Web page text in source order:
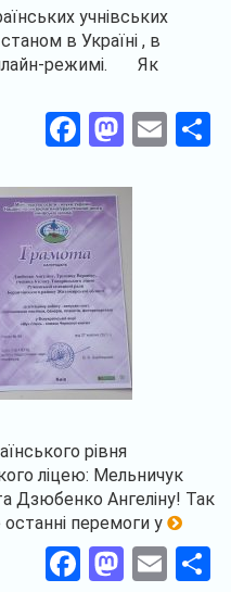
учнівських
в Україні , в
режимі. Як
Facebook
рівня
ліцею: Мельничук
Дзюбенко Ангеліну! Так
перемоги у
Facebook